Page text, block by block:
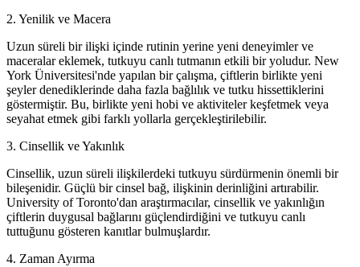
2. Yenilik ve Macera
Uzun süreli bir ilişki içinde rutinin yerine yeni deneyimler ve
maceralar eklemek, tutkuyu canlı tutmanın etkili bir yoludur. New
York Üniversitesi'nde yapılan bir çalışma, çiftlerin birlikte yeni
şeyler denediklerinde daha fazla bağlılık ve tutku hissettiklerini
göstermiştir. Bu, birlikte yeni hobi ve aktiviteler keşfetmek veya
seyahat etmek gibi farklı yollarla gerçekleştirilebilir.
3. Cinsellik ve Yakınlık
Cinsellik, uzun süreli ilişkilerdeki tutkuyu sürdürmenin önemli bir
bileşenidir. Güçlü bir cinsel bağ, ilişkinin derinliğini artırabilir.
University of Toronto'dan araştırmacılar, cinsellik ve yakınlığın
çiftlerin duygusal bağlarını güçlendirdiğini ve tutkuyu canlı
tuttuğunu gösteren kanıtlar bulmuşlardır.
4. Zaman Ayırma